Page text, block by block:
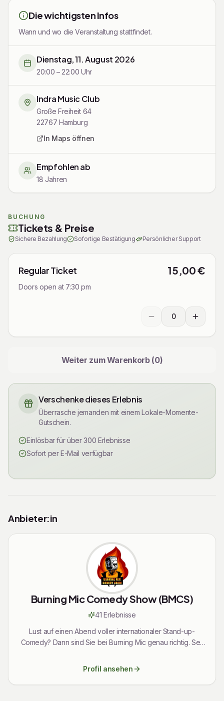
Die wichtigsten Infos
Wann und wo die Veranstaltung stattfindet.
Dienstag, 11. August 2026
20:00 – 22:00 Uhr
Indra Music Club
Große Freiheit 64
22767 Hamburg
In Maps öffnen
Empfohlen ab
18 Jahren
Tickets
BUCHUNG
Tickets & Preise
Sichere Bezahlung Sofortige Bestätigung Persönlicher Support
Regular Ticket
Doors open at 7:30 pm
15,00 €
0
Ticketmenge
Weiter zum Warenkorb (0)
Verschenke dieses Erlebnis
Überrasche jemanden mit einem Lokale-Momente-
Gutschein.
Einlösbar für über 300 Erlebnisse
Sofort per E-Mail verfügbar
Anbieter:in
Burning Mic Comedy Show (BMCS)
41 Erlebnisse
Lust auf einen Abend voller internationaler Stand-up-
Comedy? Dann sind Sie bei Burning Mic genau richtig. Seit
wöchentliche englischsprachige Comedy-Show mit
einzigartigen Atmosphäre. Freuen Sie sich auf wechselnde
Profil ansehen